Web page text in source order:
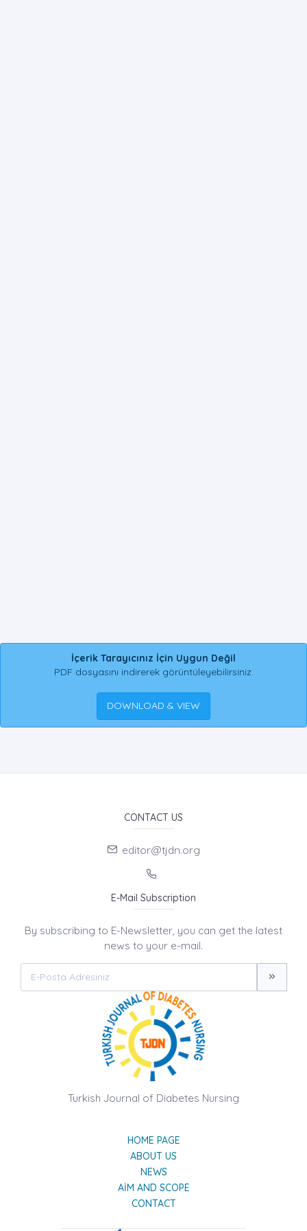
İçerik Tarayıcınız İçin Uygun Değil
PDF dosyasını indirerek görüntüleyebilirsiniz.
DOWNLOAD & VIEW
CONTACT US
editor@tjdn.org
E-Mail Subscription
By subscribing to E-Newsletter, you can get the latest
news to your e-mail.
Turkish Journal of Diabetes Nursing
HOME PAGE
ABOUT US
NEWS
AIM AND SCOPE
CONTACT